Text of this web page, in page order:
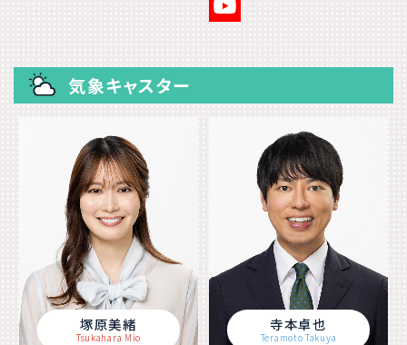
気象キャスター
塚原美緒
Tsukahara Mio
寺本卓也
Teramoto Takuya